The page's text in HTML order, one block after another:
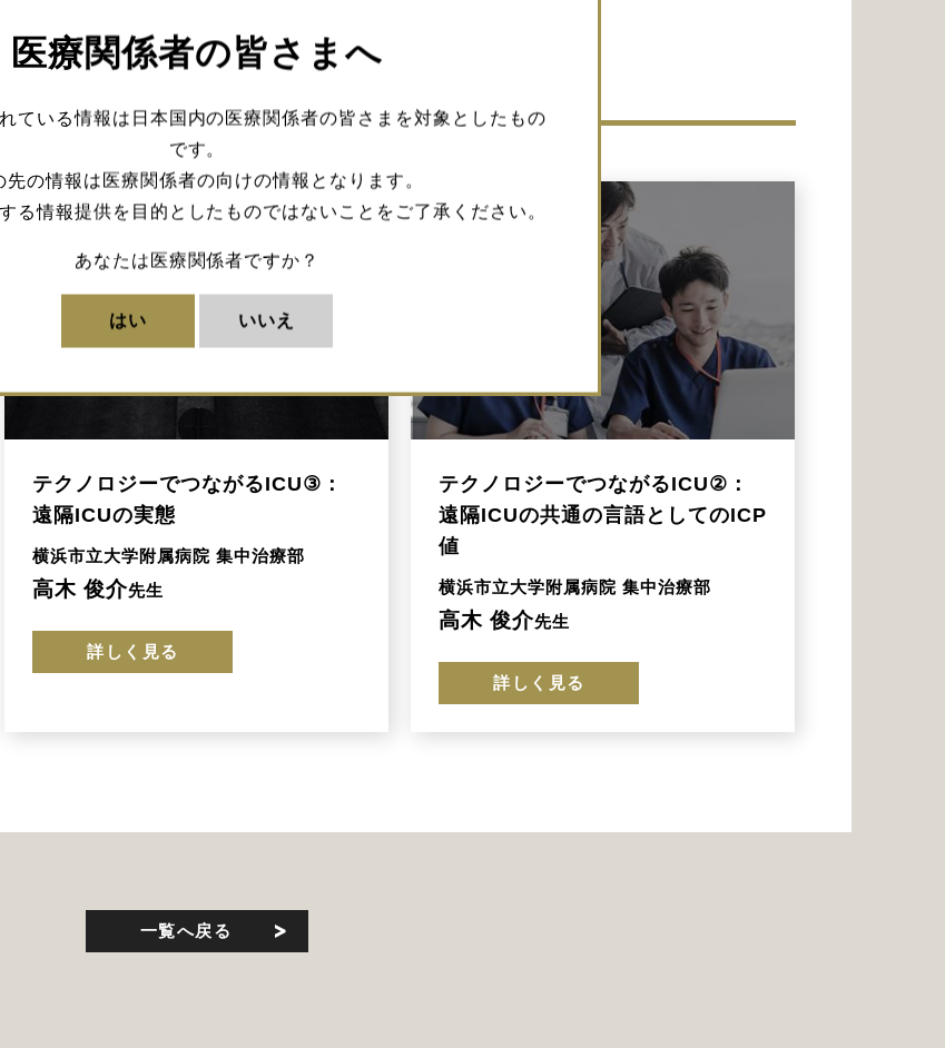
医療関係者の皆さまへ
ている情報は日本国内の医療関係者の皆さまを対象としたもの
です。
先の情報は医療関係者の向けの情報となります。
る情報提供を目的としたものではないことをご了承ください。
あなたは医療関係者ですか？
はい いいえ
テクノロジーでつながるICU③：
遠隔ICUの実態
横浜市立大学附属病院 集中治療部
高木 俊介先生
詳しく見る
テクノロジーでつながるICU②：
遠隔ICUの共通の言語としてのICP
値
横浜市立大学附属病院 集中治療部
高木 俊介先生
詳しく見る
一覧へ戻る